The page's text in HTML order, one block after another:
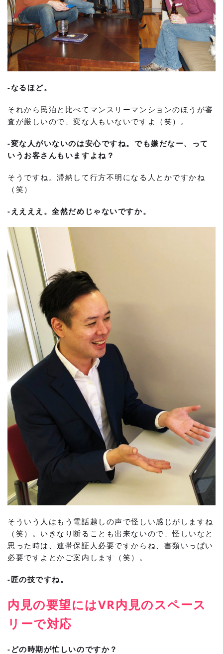
-なるほど。
それから民泊と比べてマンスリーマンションのほうが審
査が厳しいので、変な人もいないですよ（笑）。
-変な人がいないのは安心ですね。でも嫌だなー、って
いうお客さんもいますよね？
そうですね。滞納して行方不明になる人とかですかね
（笑）
-ええええ。全然だめじゃないですか。
そういう人はもう電話越しの声で怪しい感じがしますね
（笑）。いきなり断ることも出来ないので、怪しいなと
思った時は、連帯保証人必要ですからね、書類いっぱい
必要ですよとかご案内します（笑）。
-匠の技ですね。
内見の要望にはVR内見のスペース
リーで対応
-どの時期が忙しいのですか？